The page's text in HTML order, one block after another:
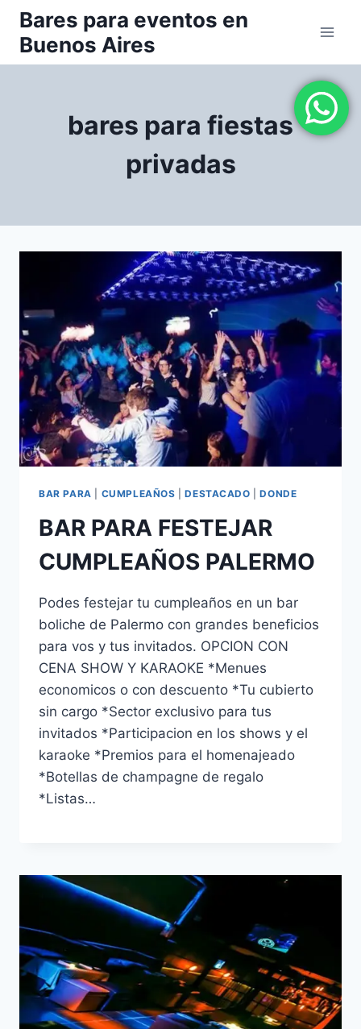
Saltar
contenido
Bares para eventos en
Buenos Aires
bares para fiestas
privadas
BAR PARA CUMPLEAÑOS |DESTACADO |DONDE
BAR PARA FESTEJAR
CUMPLEAÑOS PALERMO
Podes festejar tu cumpleaños en un bar
boliche de Palermo con grandes beneficios
para vos y tus invitados. OPCION CON
CENA SHOW Y KARAOKE *Menues
economicos o con descuento *Tu cubierto
sin cargo *Sector exclusivo para tus
invitados *Participacion en los shows y el
karaoke *Premios para el homenajeado
*Botellas de champagne de regalo
*Listas…